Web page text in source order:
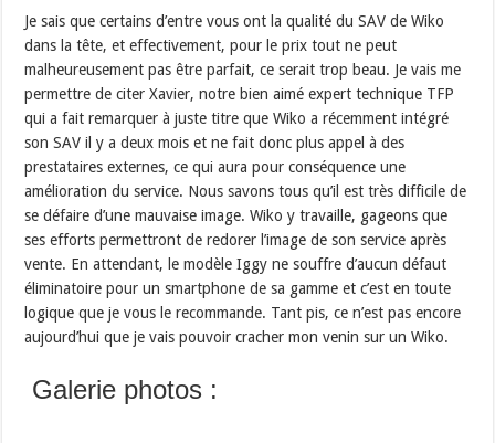
Je sais que certains d’entre vous ont la qualité du SAV de Wiko
dans la tête, et effectivement, pour le prix tout ne peut
malheureusement pas être parfait, ce serait trop beau. Je vais me
permettre de citer Xavier, notre bien aimé expert technique TFP
qui a fait remarquer à juste titre que Wiko a récemment intégré
son SAV il y a deux mois et ne fait donc plus appel à des
prestataires externes, ce qui aura pour conséquence une
amélioration du service. Nous savons tous qu’il est très difficile de
se défaire d’une mauvaise image. Wiko y travaille, gageons que
ses efforts permettront de redorer l’image de son service après
vente. En attendant, le modèle Iggy ne souffre d’aucun défaut
éliminatoire pour un smartphone de sa gamme et c’est en toute
logique que je vous le recommande. Tant pis, ce n’est pas encore
aujourd’hui que je vais pouvoir cracher mon venin sur un Wiko.
Galerie photos :